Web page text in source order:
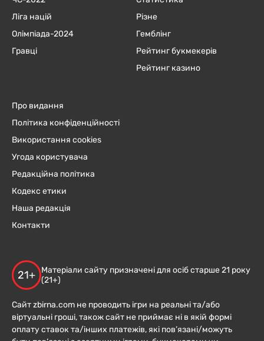
Ліга націй
Олімпіада-2024
Гравці
Різне
Гемблінг
Рейтинг букмекерів
Рейтинг казино
Про видання
Політика конфіденційності
Використання cookies
Угода користувача
Редакційна політика
Кодекс етики
Наша редакція
Контакти
21+
Матеріали сайту призначені для осіб старше 21 року
(21+)
Сайт zbirna.com не проводить ігри на реальні та/або
віртуальні гроші, також сайт не приймає ні в якій формі
оплату ставок та/інших платежів, які пов’язані/можуть